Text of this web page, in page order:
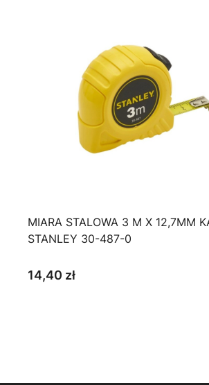
MIARA STALOWA 3 M X 12,7MM
STANLEY 30-487-0
14,40 zł